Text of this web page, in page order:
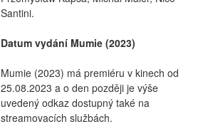
Santini.
Datum vydání Mumie (2023)
Mumie (2023) má premiéru v kinech od
25.08.2023 a o den později je výše
uvedený odkaz dostupný také na
streamovacích službách.